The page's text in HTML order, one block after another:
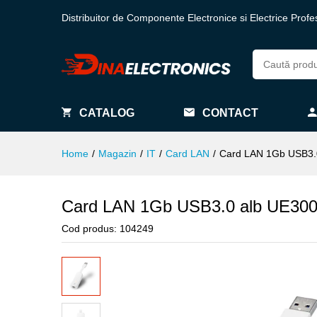
Distribuitor de Componente Electronice si Electrice
CATALOG CONTACT
Home / Magazin / IT / Card LAN / Card LAN 1Gb
Card LAN 1Gb USB3.0 alb UE300
Cod produs: 104249